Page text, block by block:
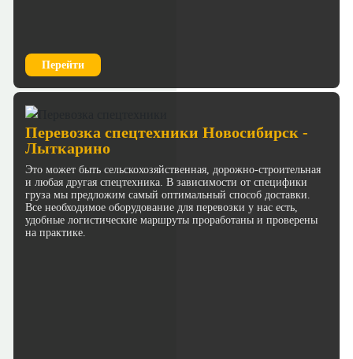
Перейти
Перевозка спецтехники Новосибирск -
Лыткарино
Это может быть сельскохозяйственная, дорожно-строительная
и любая другая спецтехника. В зависимости от специфики
груза мы предложим самый оптимальный способ доставки.
Все необходимое оборудование для перевозки у нас есть,
удобные логистические маршруты проработаны и проверены
на практике.